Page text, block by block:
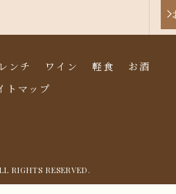
ンチ ワイン 軽食
お酒
トマップ
RIGHTS RESERVED.